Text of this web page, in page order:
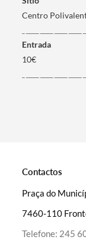
Filtros
Centro
entrada
10€
Contactos
Praça do
7460-110
Telefone: 245